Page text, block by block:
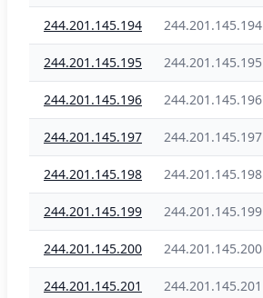
244.201.145.194 244.201.145.194
244.201.145.195 244.201.145.195
244.201.145.196 244.201.145.196
244.201.145.197 244.201.145.197
244.201.145.198 244.201.145.198
244.201.145.199 244.201.145.199
244.201.145.200 244.201.145.200
244.201.145.201 244.201.145.201